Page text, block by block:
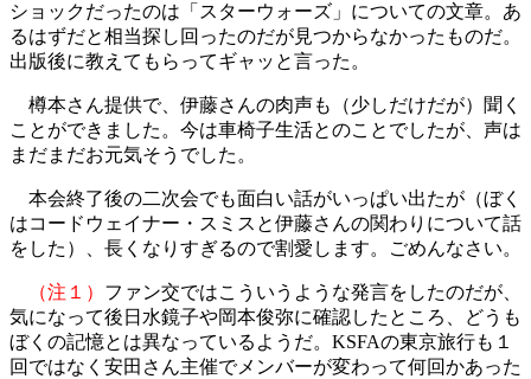
ショックだったのは「スターウォーズ」についての文章。あ
るはずだと相当探し回ったのだが見つからなかったものだ。
出版後に教えてもらってギャッと言った。
樽本さん提供で、伊藤さんの肉声も（少しだけだが）聞く
ことができました。今は車椅子生活とのことでしたが、声は
まだまだお元気そうでした。
本会終了後の二次会でも面白い話がいっぱい出たが（ぼく
はコードウェイナー・スミスと伊藤さんの関わりについて話
をした）、長くなりすぎるので割愛します。ごめんなさい。
（注１） ファン交ではこういうような発言をしたのだが、
気になって後日水鏡子や岡本俊弥に確認したところ、どうも
ぼくの記憶とは異なっているようだ。KSFAの東京旅行も１
回ではなく安田さん主催でメンバーが変わって何回かあった